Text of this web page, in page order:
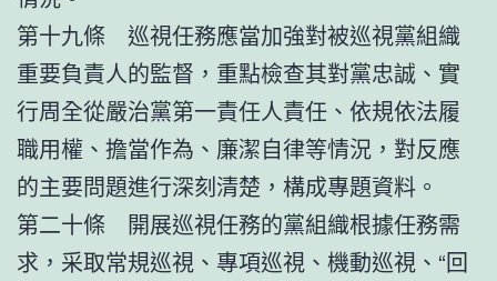
第十九條 巡視任務應當加強對被巡視黨組織
重要負責人的監督，重點檢查其對黨忠誠、實
行周全從嚴治黨第一責任人責任、依規依法履
職用權、擔當作為、廉潔自律等情況，對反應
的主要問題進行深刻清楚，構成專題資料。
第二十條 開展巡視任務的黨組織根據任務需
求，采取常規巡視、專項巡視、機動巡視、“回